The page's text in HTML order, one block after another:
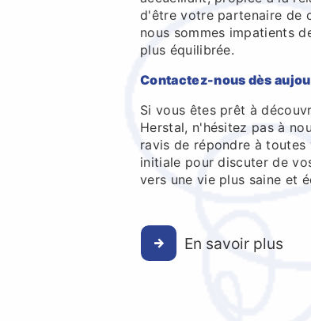
d'être votre partenaire de
nous sommes impatients
plus équilibrée.
Contactez-nous dès
Si vous êtes prêt à
Herstal, n'hésitez pas à
ravis de répondre à
initiale pour discuter de
vers une vie plus saine et
En savoir plus